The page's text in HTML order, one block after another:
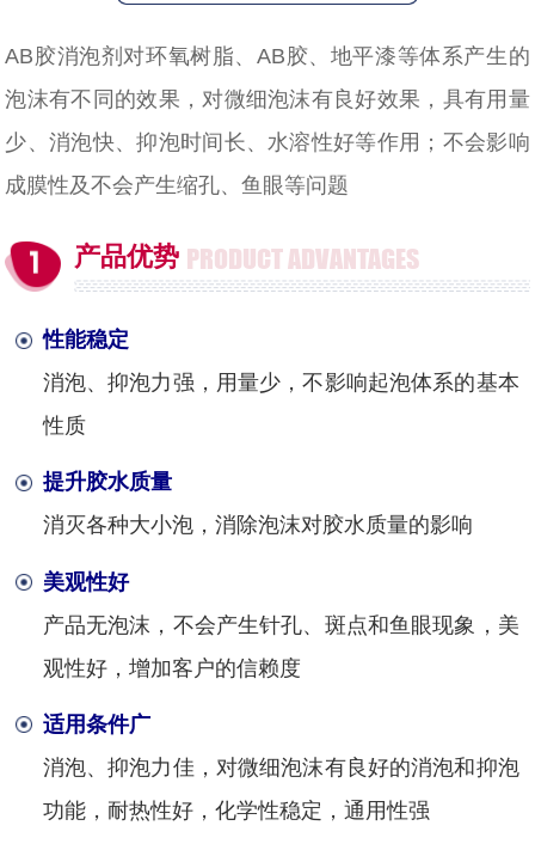
AB胶消泡剂对环氧树脂、AB胶、地平漆等体系产生的
泡沫有不同的效果，对微细泡沫有良好效果，具有用量
少、消泡快、抑泡时间长、水溶性好等作用；不会影响
成膜性及不会产生缩孔、鱼眼等问题
产品优势 PRODUCT ADVANTAGES
性能稳定
消泡、抑泡力强，用量少，不影响起泡体系的基本
性质
提升胶水质量
消灭各种大小泡，消除泡沫对胶水质量的影响
美观性好
产品无泡沫，不会产生针孔、斑点和鱼眼现象，美
观性好，增加客户的信赖度
适用条件广
消泡、抑泡力佳，对微细泡沫有良好的消泡和抑泡
功能，耐热性好，化学性稳定，通用性强